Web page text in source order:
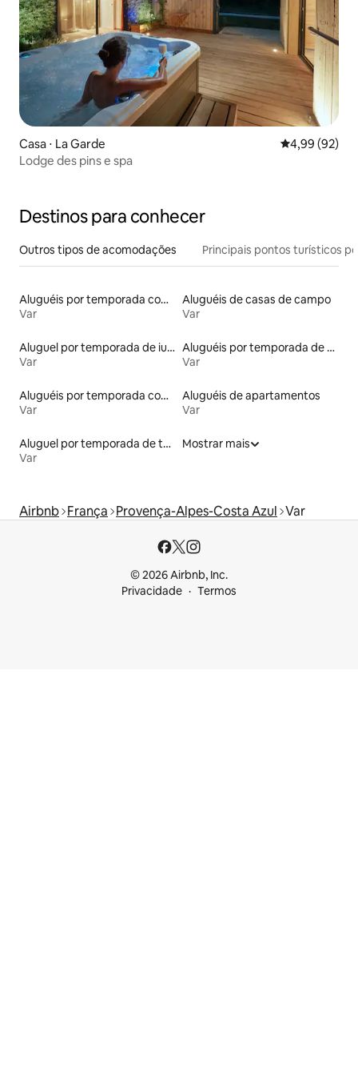
Casa ⋅ La Garde 4,99 de uma
4,99 (92)
Lodge des pins e spa
Destinos para conhecer
Outros tipos de acomodações Principais pontos turísticos
Aluguéis por temporada com cama de altura acessível
Var
Aluguéis de casas de campo
Var
Aluguel por temporada de iurtas
Var
Aluguéis por temporada de acomodações de luxo
Var
Aluguéis por temporada com acesso ao lago
Var
Aluguéis de apartamentos
Var
Aluguel por temporada de tendas
Var
Mostrar mais
Airbnb França Provença-Alpes-Costa Azul Var
© 2026 Airbnb, Inc.
Privacidade
Termos